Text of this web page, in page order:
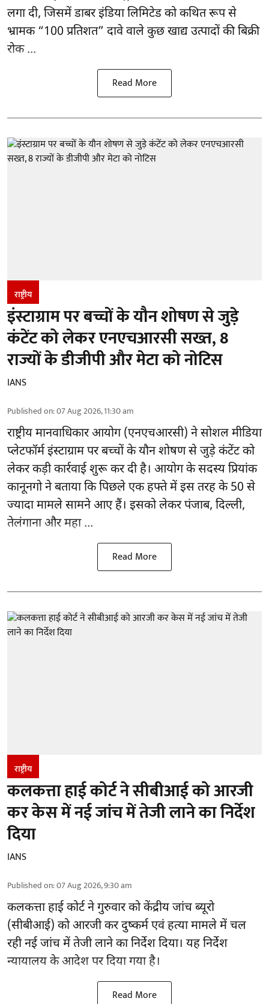
लगा दी, जिसमें डाबर इंडिया लिमिटेड को कथित रूप से
भ्रामक “100 प्रतिशत” दावे वाले कुछ खाद्य उत्पादों की बिक्री
रोक ...
Read More
राष्ट्रीय
इंस्टाग्राम पर बच्चों के यौन शोषण से जुड़े
कंटेंट को लेकर एनएचआरसी सख्त, 8
राज्यों के डीजीपी और मेटा को नोटिस
IANS
Published on:07 Aug 2026, 11:30 am
राष्ट्रीय मानवाधिकार आयोग(एनएचआरसी) ने सोशल मीडिया
प्लेटफॉर्म इंस्टाग्राम पर बच्चों के यौन शोषण से जुड़े कंटेंट को
लेकर कड़ी कार्रवाई शुरू कर दी है। आयोग के सदस्य प्रियांक
कानूनगो ने बताया कि पिछले एक हफ्ते में इस तरह के 50 से
ज्यादा मामले सामने आए हैं। इसको लेकर पंजाब, दिल्ली,
तेलंगाना और महा ...
Read More
राष्ट्रीय
कलकत्ता हाई कोर्ट ने सीबीआई को आरजी
कर केस में नई जांच में तेजी लाने का निर्देश
दिया
IANS
Published on:07 Aug 2026, 9:30 am
कलकत्ता हाई कोर्ट ने गुरुवार को केंद्रीय जांच ब्यूरो
(सीबीआई) कोआरजी कर दुष्कर्म एवं हत्या मामलेमें चल
रही नई जांच में तेजी लाने का निर्देश दिया। यह निर्देश
न्यायालय के आदेश पर दिया गया है।
Read More